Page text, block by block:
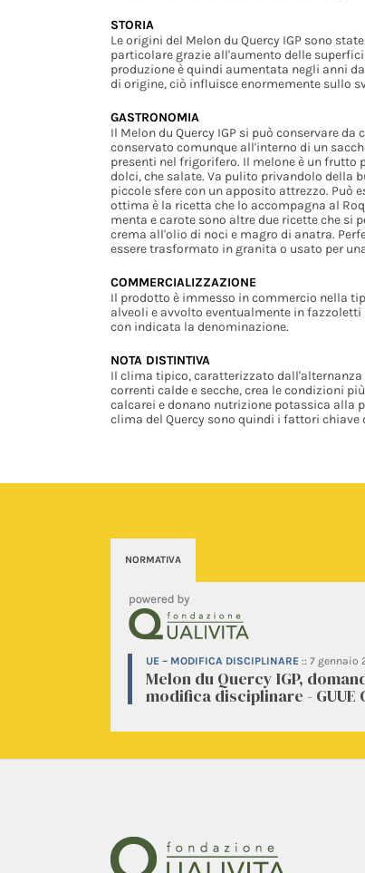
STORIA
Le origini del Melon du Quercy IGP sono
particolare grazie all'aumento delle
produzione è quindi aumentata negli anni
di origine, ciò influisce enormemente sullo
GASTRONOMIA
Il Melon du Quercy IGP si può conservare
conservato comunque all'interno di un
presenti nel frigorifero. Il melone è un
dolci, che salate. Va pulito privandolo della
piccole sfere con un apposito attrezzo. Può
ottima è la ricetta che lo accompagna al
menta e carote sono altre due ricette che si
crema all'olio di noci e magro di anatra.
essere trasformato in granita o usato per
COMMERCIALIZZAZIONE
Il prodotto è immesso in commercio nella
alveoli e avvolto eventualmente in
con indicata la denominazione.
NOTA DISTINTIVA
Il clima tipico, caratterizzato
correnti calde e secche, crea le condizioni
calcarei e donano nutrizione potassica alla
clima del Quercy sono quindi i fattori chiave
NORMATIVA
UE – MODIFICA DISCIPLINARE :: 7 gennaio
Melon du Quercy IGP,
modifica disciplinare - GUUE